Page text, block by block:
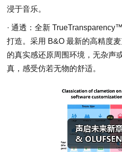
浸于音乐。
· 通透：全新
打造。采用 B&O 最新的高精度
的真实感还原周围环境，无杂声
真，感受仿若无物的舒适。